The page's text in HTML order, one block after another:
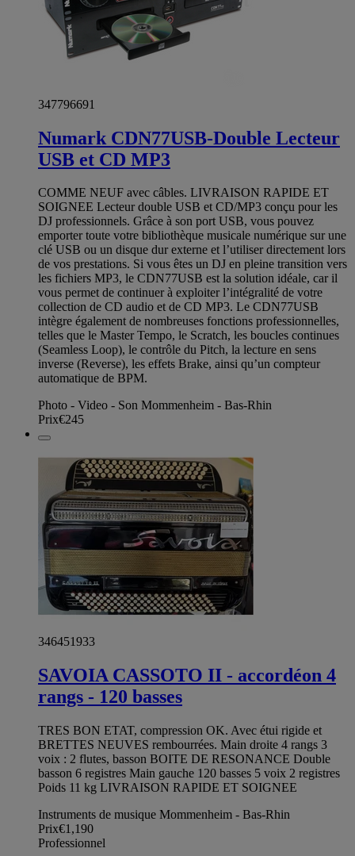
347796691
Numark CDN77USB-Double Lecteur
USB et CD MP3
COMME NEUF avec câbles. LIVRAISON RAPIDE ET
SOIGNEE Lecteur double USB et CD/MP3 conçu pour les
DJ professionnels. Grâce à son port USB, vous pouvez
emporter toute votre bibliothèque musicale numérique sur une
clé USB ou un disque dur externe et l’utiliser directement lors
de vos prestations. Si vous êtes un DJ en pleine transition vers
les fichiers MP3, le CDN77USB est la solution idéale, car il
vous permet de continuer à exploiter l’intégralité de votre
collection de CD audio et de CD MP3. Le CDN77USB
intègre également de nombreuses fonctions professionnelles,
telles que le Master Tempo, le Scratch, les boucles continues
(Seamless Loop), le contrôle du Pitch, la lecture en sens
inverse (Reverse), les effets Brake, ainsi qu’un compteur
automatique de BPM.
Photo - Video - Son Mommenheim - Bas-Rhin
Prix€245
346451933
SAVOIA CASSOTO II - accordéon 4
rangs - 120 basses
TRES BON ETAT, compression OK. Avec étui rigide et
BRETTES NEUVES rembourrées. Main droite 4 rangs 3
voix : 2 flutes, basson BOITE DE RESONANCE Double
basson 6 registres Main gauche 120 basses 5 voix 2 registres
Poids 11 kg LIVRAISON RAPIDE ET SOIGNEE
Instruments de musique Mommenheim - Bas-Rhin
Prix€1,190
Professionnel